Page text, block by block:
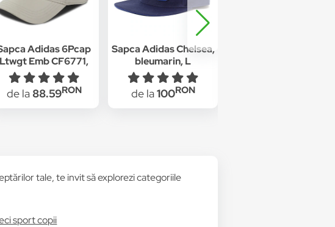
Adidas 6Pcap
Ltwgt Emb CF6771,
Unisex, Crem
de la 88.59RON
Sapca Adidas Chelsea,
bleumarin, L
de la100RON
tale, te invit să explorezi categoriile
sport copii